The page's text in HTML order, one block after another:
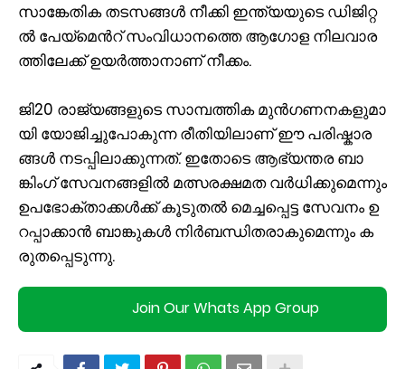
സാ​ങ്കേ​തി​ക ത​ട​സ​ങ്ങ​ൾ നീ​ക്കി ഇ​ന്ത്യ​യു​ടെ ഡി​ജി​റ്റ​
ൽ പേ​യ്‌​മെ​ന്‍റ് സം​വി​ധാ​ന​ത്തെ ആ​ഗോ​ള നി​ല​വാ​ര​
ത്തി​ലേ​ക്ക് ഉ​യ​ർ​ത്താ​നാ​ണ് നീ​ക്കം.
ജി20 ​രാ​ജ്യ​ങ്ങ​ളു​ടെ സാ​മ്പ​ത്തി​ക മു​ൻ​ഗ​ണ​ന​ക​ളു​മാ​
യി യോ​ജി​ച്ചു​പോ​കു​ന്ന രീ​തി​യി​ലാ​ണ് ഈ ​പ​രി​ഷ്കാ​ര​
ങ്ങ​ൾ ന​ട​പ്പി​ലാ​ക്കു​ന്ന​ത്. ഇ​തോ​ടെ ആ​ഭ്യ​ന്ത​ര ബാ​
ങ്കിം​ഗ് സേ​വ​ന​ങ്ങ​ളി​ൽ മ​ത്സ​ര​ക്ഷ​മ​ത വ​ർ​ധി​ക്കു​മെ​ന്നും
ഉ​പ​ഭോ​ക്താ​ക്ക​ൾ​ക്ക് കൂ​ടു​ത​ൽ മെ​ച്ച​പ്പെ​ട്ട സേ​വ​നം ഉ​
റ​പ്പാ​ക്കാ​ൻ ബാ​ങ്കു​ക​ൾ നി​ർ​ബ​ന്ധി​ത​രാ​കു​മെ​ന്നും ക​
രു​ത​പ്പെ​ടു​ന്നു.
Join Our Whats App Group